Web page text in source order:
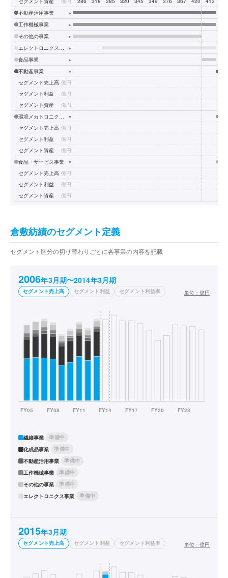
不動産活用事業
▸
工作機械事業
▸
その他の事業
▸
▸
食品事業
▸
不動産事業
▾
セグメント売上高 億円
セグメント利益
億円
セグメント資産
億円
▾
セグメント売上高 億円
セグメント利益
億円
セグメント資産
億円
食品・サービス事業
▾
セグメント売上高 億円
セグメント利益
億円
セグメント資産
億円
倉敷紡績のセグメント定義
セグメント区分の切り替わりごとに各事業の内容を記載
2006年3月期〜2014年3月期
セグメント売上高 セグメント利益 セグメント利益率 単位： 億円
繊維事業
準備中
化成品事業
準備中
不動産活用事業
準備中
工作機械事業
準備中
その他の事業
準備中
エレクトロニクス事業
準備中
2015年3月期
セグメント売上高 セグメント利益 セグメント利益率 単位： 億円